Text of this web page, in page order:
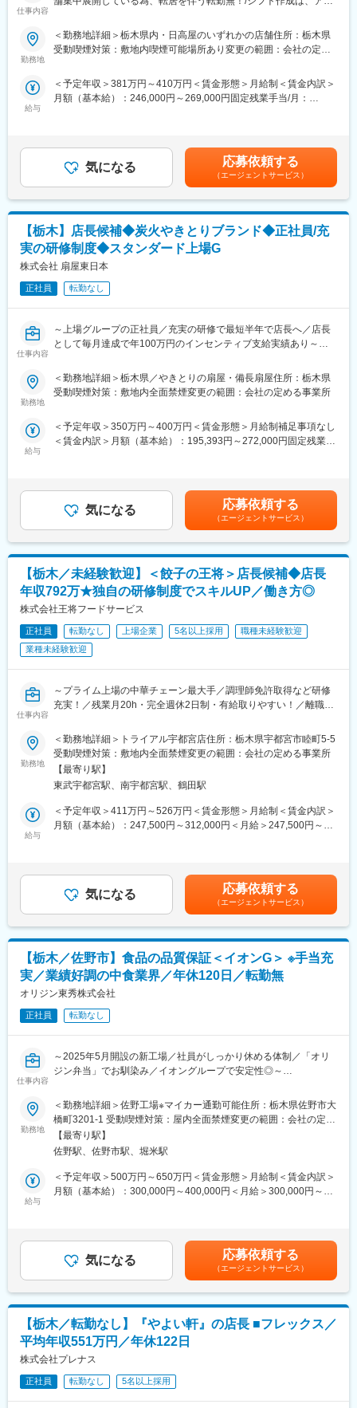
あなたに合わせた働き方をご提案。地域に根付く外食チェーンと
して、安心の母体を持ちながらも、大手チェーンとは違い、自分
にしたい方も、理想のキャリアに一歩ずつ近づける職場です。未
経験から社長も可。独立実績多数。「いつか自分の店を持ちた
続的な支援があるのも魅力です。
変更の範囲：会社の定める業務
仕事内容
取得しやすく、緊急事態にも円滑に対応することが可能なオペレ
ーション体制/早期キャリアアップ可※試験で昇級昇格(実技)、接客
調理の試験内容は公表されており試験はいつでも受けることがで
■業務内容詳細：【変更の範囲:なし】
特徴などを学んでいただきます。
店舗の売上・利益管理、3従業員の採用・教育・労務管理、店舗・
業態改善に繋がる提案・企画など、幅広い業務を担当いただくこ
とを期待しています。
■配属先：
・当社が運営（直営店）している【熱烈中華食堂日高】【焼鳥日
高】【来来軒】のいずれかに配属されます。
・各店舗に社員は1～2名が在籍しており、アルバイト・パートス
タッフは約25名ほど在籍している為、入社後のフォロー体制は整
■本求人の魅力／特徴：
【働きやすい環境】
す。希望休が叶いやすいため、店長でも気軽に連休を取得するこ
とも可能です。
があります。全社的に残業は20時間程度以上は発生させない仕組
みづくりを会社全体で整備しています。
上げている他、コロナ禍でも賞与を満額支給しております。
【当社について】
・日本を代表とする飲食チェーンへと成長した当社。新規出店計
画もしっかりと進行しています。
・首都圏の駅前を中心に全7業態、400店舗以上を展開している当
社。『日高屋』は、仕事終わりに立ち寄りやすいフードチェーン
として、多くのファンに愛されるブランドとして成長しました。
東証プライム市場上場企業だからこその安定基盤で、今後も首都
圏「600店舗体制の完成」という目標に向けて、突き進んでおり
ます。
変更の範囲：無
勤務地
＜勤務地詳細＞栃木県内・日高屋のいずれかの店舗住所：栃木県
受動喫煙対策：敷地内喫煙可能場所あり変更の範囲：会社の定め
給与
＜予定年収＞381万円～410万円＜賃金形態＞月給制＜賃金内訳＞
月額（基本給）：246,000円～269,000円固定残業手当/月：
年齢を考慮の上、同社規定により優遇・賞与:年2回 ※別途決算賞
与・昇給:年1回【モデル年収】・店長／500～700万・地区長／
750～900万円賃金はあくまでも目安の金額であり、選考を通じて
上下する可能性があります。月給(月額)は固定手当を含めた表記で
す。
気になる 応募依頼する
（エージェントサービス）
【栃木】店長候補◆炭火やきとりブランド◆正社員/充
実の研修制度◆スタンダード上場G
株式会社 扇屋東日本
正社員 転勤なし
仕事内容
～上場グループの正社員／充実の研修で最短半年で店長へ／店長
として毎月達成で年100万円のインセンティブ支給実績あり～
■担当業務：新しくご入社いただく方には、『やきとりの扇屋』
『備長扇屋』いずれかの店長候補としてご活躍いただきます。全
国に展開中ですが、更に大きな夢を実現するために、新しい人財
■業務詳細：
・売上管理、在庫管理
・スタッフの育成やマネジメント、シフト管理 など
■教育・研修：入社後3カ月～半年間は研修がございます。
美味しい焼き鳥の焼き方に始まりお客様の楽しませ方、各店で実
施できるオリジナルイベントやお薦めメニュー等売上を伸ばす秘
策、数字マネジメント等を一から丁寧に教えていただけます。研
修が終わり次第、店長としてご活躍いただきます。
■規模：「店長」1店舗につき店長（正社員）1名、アルバイトの
スタッフマネジメントをしていただきます。
■評価・キャリアパス：売上、利益率、プロセスを含めた行動で賞
与額と評価が決まります。20代後半にして10店舗前後のエリアを
統括する事業部長のポジションになった社員もいます。
また、ノウハウを学ぶ機会が多い為、のれん分け制度の利用や独
立する方もいます。
■やりがい：
のでは？」というアイデアがあれば、気軽に発信できます。
実際に、社員の声から新しいメニューが生まれ、全国に展開され
・インセンティブ制度：3カ月～半年の研修後、店長になるとイン
センティブの対象となります。業績にもよりますが、毎月達成
し、年100万のインセンティブを獲得した社員もいます。
勤務地
＜勤務地詳細＞栃木県／やきとりの扇屋・備長扇屋住所：栃木県
受動喫煙対策：敷地内全面禁煙変更の範囲：会社の定める事業所
給与
＜予定年収＞350万円～400万円＜賃金形態＞月給制補足事項なし
＜賃金内訳＞月額（基本給）：195,393円～272,000円固定残業手
＞■昇給年2回／賞与年2回／売上によってインセンティブ制度有■
年収事例・入社4年目（事業部長）医療系の営業経験者：約年収
550万円・入社6年目（事業部長）飲食経験あり：約年収550万円
賃金はあくまでも目安の金額であり、選考を通じて上下する可能
性があります。月給(月額)は固定手当を含めた表記です。
気になる 応募依頼する
（エージェントサービス）
【栃木／未経験歓迎】＜餃子の王将＞店長候補◆店長
年収792万★独自の研修制度でスキルUP／働き方◎
株式会社王将フードサービス
正社員 転勤なし 上場企業 5名以上採用
職種未経験歓迎
業種未経験歓迎
仕事内容
～プライム上場の中華チェーン最大手／調理師免許取得など研修
充実！／残業月20h・完全週休2日制・有給取りやすい！／離職率
■業務概要：
中華料理チェーン最大手である「餃子の王将」にて接客・調理か
らスタート。将来的には店長としてスタッフ教育や集客企画等の
店舗づくりもお任せします
＜★飲食業を盛り上げていきたい方歓迎！あなたオリジナルの餃
子の王将を★＞
王将の店長の裁量権は他の飲食企業の規模とは大きく異なりま
とにより、お客様の声を味付けやメニューに反映することができ
ます
日本中にある王将はすべてが個性的。私たちと一緒にあなたらし
▼店舗スタッフ
接客や調理を中心に店舗業務を担当
店舗で様々なメニュー調理を身に着けるため、料理人として技術
▼副店長
OJT教育中心のため、一人一人の得意不得意に応じて育成サポー
トを行っています！
▼店長※3～4年目安にしっかりスキルを付けた上で店長を目指し
ていきます。責任者として店舗運営・管理を担当いただきます。
※店長以降のキャリアはエリアMGR、管理部門、FC店のオーナー
として独立など様々なキャリアがございます。
＜独立支援制度あり★＞
フランチャイズ店舗オーナーとして「経営者」になることも！す
・有給取得日数は平均8.3日！連休取りやすく、年に何回も旅行に
行っている店長などもいます。
・従業員数は店舗平均16名で学べる＆無理なく働ける環境！「平
均勤続年数は11.3年」で「離職率1桁」の安定就業が叶う環境です
◎
■王将の「独自の研修制度」でスキルアップ！
●王将調理道場：調理技術や知識向上の研修です。調理師免許取得
の補助もあり、学びながら資格・スキルを身につけられます。
勤務地
＜勤務地詳細＞トライアル宇都宮店住所：栃木県宇都宮市睦町5-5
受動喫煙対策：敷地内全面禁煙変更の範囲：会社の定める事業所
【最寄り駅】
東武宇都宮駅、南宇都宮駅、鶴田駅
給与
＜予定年収＞411万円～526万円＜賃金形態＞月給制＜賃金内訳＞
月額（基本給）：247,500円～312,000円＜月給＞247,500円～
収551万円4年目副店長：605万円5年目店長：700万円賃金はあく
までも目安の金額であり、選考を通じて上下する可能性がありま
す。月給(月額)は固定手当を含めた表記です。
気になる 応募依頼する
（エージェントサービス）
【栃木／佐野市】食品の品質保証＜イオンG＞ ※手当充
実／業績好調の中食業界／年休120日／転勤無
オリジン東秀株式会社
正社員 転勤なし
仕事内容
～2025年5月開設の新工場／社員がしっかり休める体制／「オリ
ジン弁当」でお馴染み／イオングループで安定性◎～
■概要：
毎日の「いただきます」を支えるために、「オリジン弁当」や
「れんげ食堂Toshu」など、食に関する様々事業を手掛ける当社
にて、工場の品質保証をお任せします。
■業務内容：
・各種検査（微生物、物性、工程ふき取りなど）
・検査室の運用（数名のグループのマネジメント）
・従業員への衛生教育
■将来のキャリアパス：
※年1回の昇格試験と、年2回の目標面談があり、適正な評価によ
ってきちんと賞与や昇給・昇格に連動し、収入面にしっかり反映
されます。
＜まだまだ成長過程の自社工場＞
かつての自社工場はキッチンオリジン・れんげ食堂Toshuといっ
勤務地
＜勤務地詳細＞佐野工場※マイカー通勤可能住所：栃木県佐野市大
橋町3201-1 受動喫煙対策：屋内全面禁煙変更の範囲：会社の定め
る事業所
【最寄り駅】
佐野駅、佐野市駅、堀米駅
給与
＜予定年収＞500万円～650万円＜賃金形態＞月給制＜賃金内訳＞
月額（基本給）：300,000円～400,000円＜月給＞300,000円～
も目安の金額であり、選考を通じて上下する可能性があります。
月給(月額)は固定手当を含めた表記です。
気になる 応募依頼する
（エージェントサービス）
【栃木／転勤なし】『やよい軒』の店長 ■フレックス／
平均年収551万円／年休122日
株式会社プレナス
正社員 転勤なし 5名以上採用